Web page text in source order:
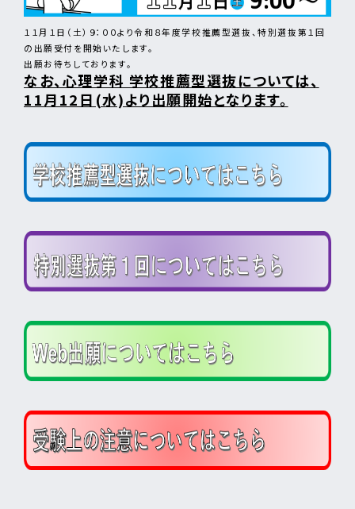
１１月１日（土）９：００より令和８年度学校推薦型選抜、特別選抜第１回
の出願受付を開始いたします。
出願お待ちしております。
なお、心理学科 学校推薦型選抜については、
11月12日(水)より出願開始となります。